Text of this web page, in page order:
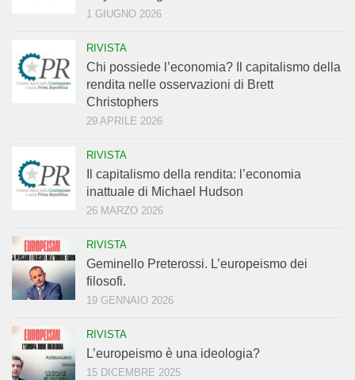
1 GIUGNO 2026
RIVISTA
Chi possiede l’economia? Il capitalismo della
rendita nelle osservazioni di Brett
Christophers
29 APRILE 2026
RIVISTA
Il capitalismo della rendita: l’economia
inattuale di Michael Hudson
26 MARZO 2026
RIVISTA
Geminello Preterossi. L’europeismo dei
filosofi.
19 GENNAIO 2026
RIVISTA
L’europeismo è una ideologia?
15 DICEMBRE 2025